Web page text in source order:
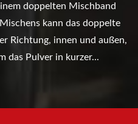
doppelten Mischband
kann das doppelte
Richtung, innen und außen,
das Pulver in kurzer...